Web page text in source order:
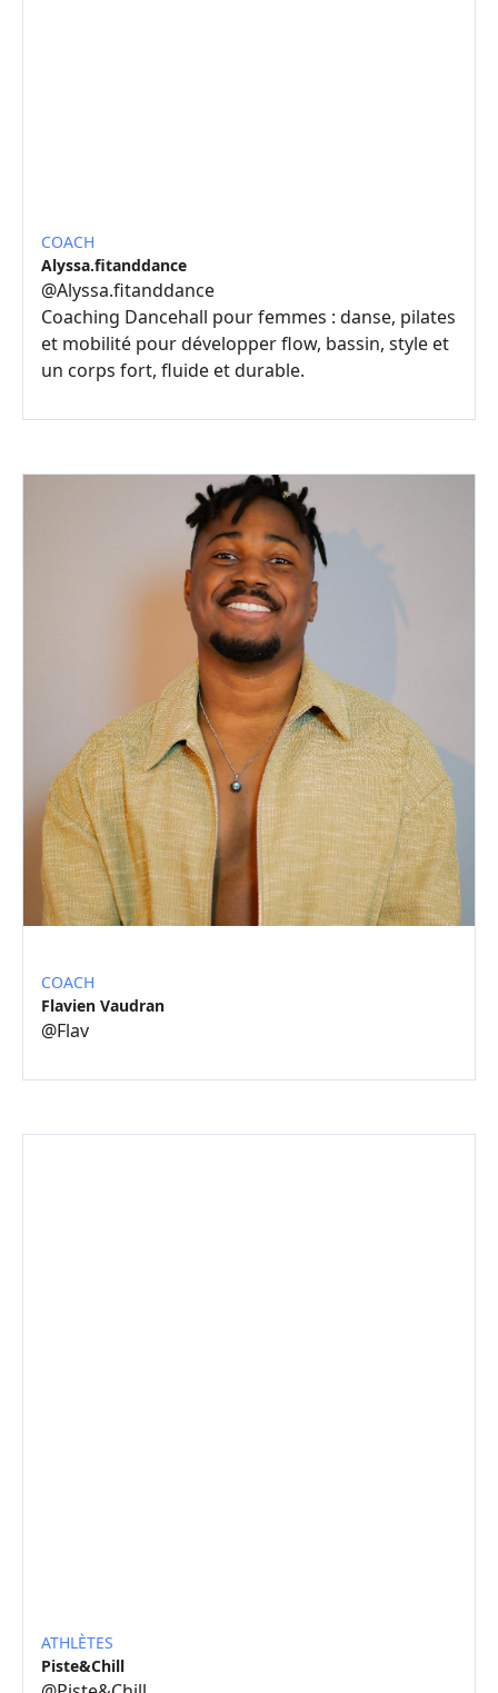
COACH
Alyssa.fitanddance
@Alyssa.fitanddance
Coaching Dancehall pour femmes : danse, pilates
et mobilité pour développer flow, bassin, style et
un corps fort, fluide et durable.
COACH
Flavien Vaudran
@Flav
ATHLÈTES
Piste&Chill